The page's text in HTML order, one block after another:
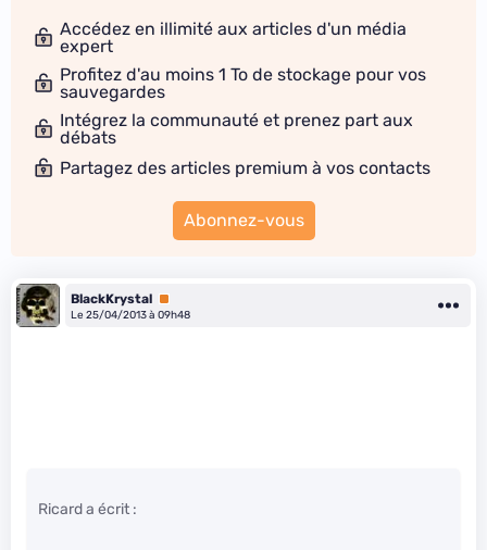
Accédez en illimité aux articles d'un média
expert
Profitez d'au moins 1 To de stockage pour vos
sauvegardes
Intégrez la communauté et prenez part aux
débats
Partagez des articles premium à vos contacts
Abonnez-vous
BlackKrystal Premium
Le 25/04/2013 à 09h48
Ricard a écrit :